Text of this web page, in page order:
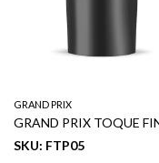
GRAND PRIX
SKU: FTP05